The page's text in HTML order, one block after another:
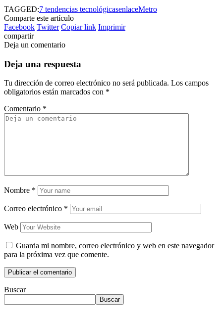
TAGGED:7 tendencias tecnológicasenlaceMetro
Comparte este artículo
Facebook Twitter Copiar link Imprimir
compartir
Deja un comentario
Deja una respuesta
Tu dirección de correo electrónico no será publicada. Los campos
obligatorios están marcados con *
Comentario *
Nombre *
Correo electrónico *
Web
Guarda mi nombre, correo electrónico y web en este navegador
para la próxima vez que comente.
Buscar
Buscar